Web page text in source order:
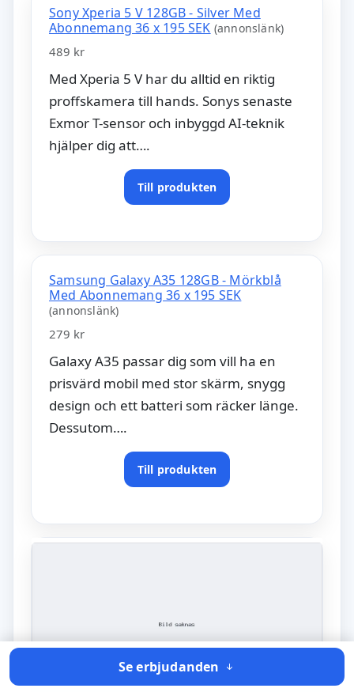
Sony Xperia 5 V 128GB - Silver Med
Abonnemang 36 x 195 SEK (annonslänk)
489 kr
Med Xperia 5 V har du alltid en riktig
proffskamera till hands. Sonys senaste
Exmor T-sensor och inbyggd AI-teknik
hjälper dig att….
Till produkten
Samsung Galaxy A35 128GB - Mörkblå
Med Abonnemang 36 x 195 SEK
(annonslänk)
279 kr
Galaxy A35 passar dig som vill ha en
prisvärd mobil med stor skärm, snygg
design och ett batteri som räcker länge.
Dessutom….
Till produkten
Se erbjudanden